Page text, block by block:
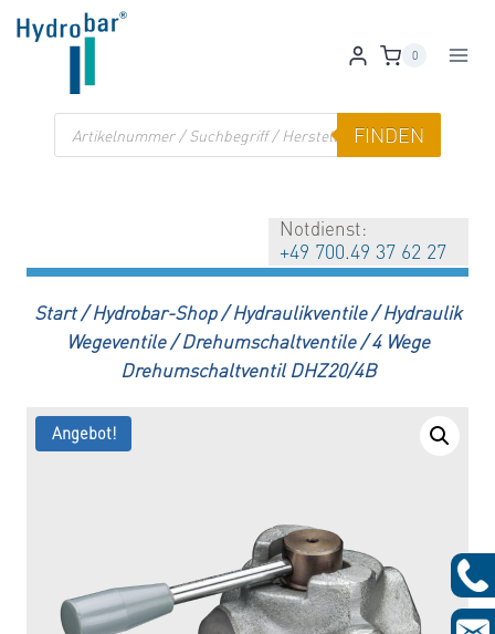
Zum
Inhalt
0
Products
search
FINDEN
Notdienst:
+49 700.49 37 62 27
Start /Hydrobar-Shop /Hydraulikventile /Hydraulik
Wegeventile /Drehumschaltventile /4 Wege
Drehumschaltventil DHZ20/4B
Angebot!